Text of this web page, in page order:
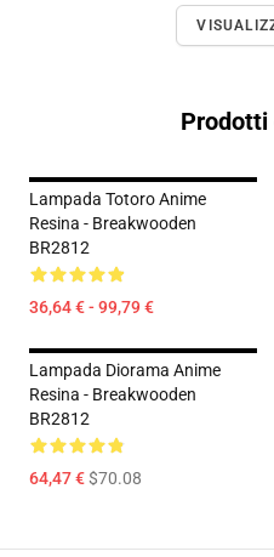
Lampada Totoro Anime
Resina - Breakwooden
BR2812
36,64 € - 99,79 €
Lampada Diorama Anime
Resina - Breakwooden
BR2812
64,47 €$70.08